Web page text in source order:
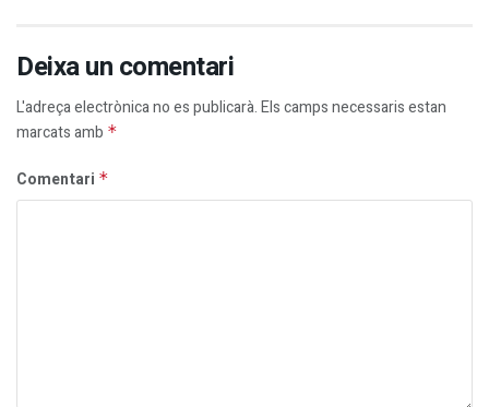
Deixa un comentari
L'adreça electrònica no es publicarà.Els camps necessaris estan
marcats amb *
Comentari *